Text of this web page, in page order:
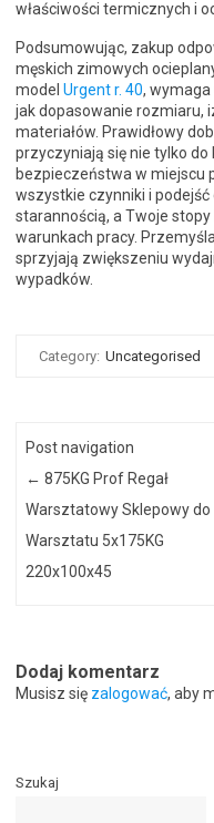
właściwości termicznych i
Podsumowując, zakup
męskich zimowych
model Urgent r. 40,
jak dopasowanie rozmiaru,
materiałów. Prawidłowy
przyczyniają się nie tylko
bezpieczeństwa w miejscu
wszystkie czynniki i
starannością, a Twoje
warunkach pracy.
sprzyjają zwiększeniu
wypadków.
Category: Uncategorised
Post navigation
← 875KG Prof Regał
Warsztatowy Sklepowy do
Warsztatu 5x175KG
220x100x45
Dodaj komentarz
Musisz się zalogować, aby
Szukaj